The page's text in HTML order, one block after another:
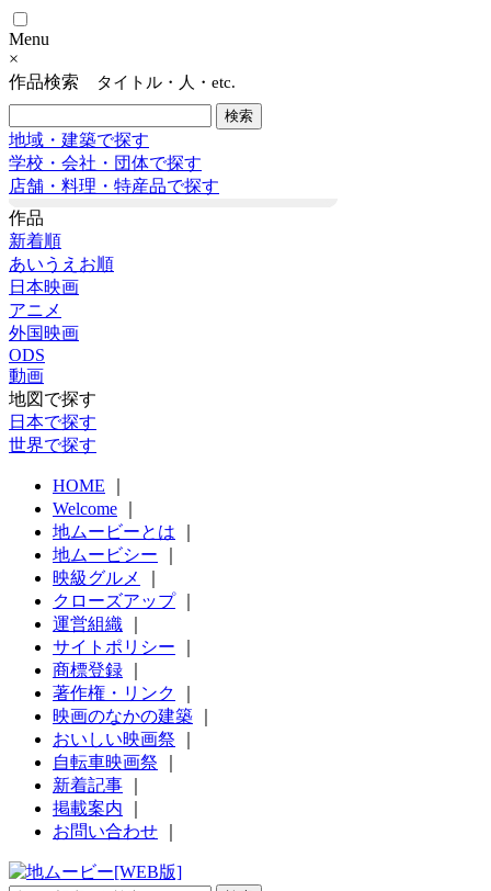
Menu
×
作品検索
タイトル・人・etc.
地域・建築で探す
学校・会社・団体で探す
店舗・料理・特産品で探す
作品
新着順
あいうえお順
日本映画
アニメ
外国映画
ODS
動画
地図で探す
日本で探す
世界で探す
HOME
Welcome
地ムービーとは
地ムービシー
映級グルメ
クローズアップ｜
運営組織
サイトポリシー
商標登録
著作権・リンク
映画のなかの建築
おいしい映画祭
自転車映画祭
新着記事
掲載案内
お問い合わせ